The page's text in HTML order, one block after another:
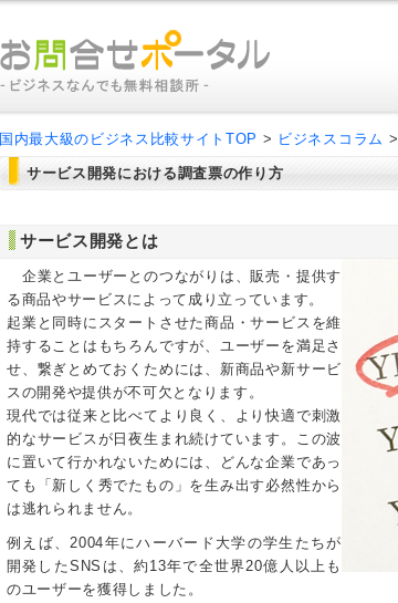
国内最大級のビジネス比較サイトTOP > ビジネスコラム >
サービス開発における調査票の作り方
サービス開発とは
企業とユーザーとのつながりは、販売・提供す
る商品やサービスによって成り立っています。
起業と同時にスタートさせた商品・サービスを維
持することはもちろんですが、ユーザーを満足さ
せ、繋ぎとめておくためには、新商品や新サービ
スの開発や提供が不可欠となります。
現代では従来と比べてより良く、より快適で刺激
的なサービスが日夜生まれ続けています。この波
に置いて行かれないためには、どんな企業であっ
ても「新しく秀でたもの」を生み出す必然性から
は逃れられません。
例えば、2004年にハーバード大学の学生たちが
開発したSNSは、約13年で全世界20億人以上も
のユーザーを獲得しました。